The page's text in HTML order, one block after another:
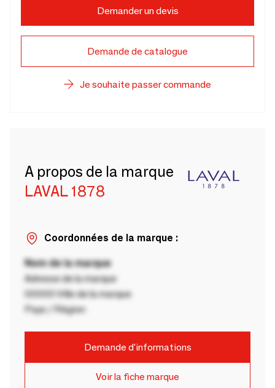
Demander un devis
Demande de catalogue
Je souhaite passer commande
A propos de la marque
LAVAL 1878
Coordonnées de la marque :
Nom de la marque
Adresse de la marque
00000 Ville de la marque
Pays / Région
Demande d'informations
Voir la fiche marque